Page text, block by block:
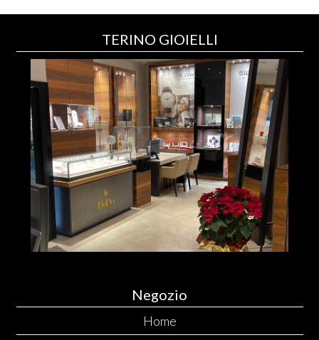
TERINO GIOIELLI
Negozio
Home